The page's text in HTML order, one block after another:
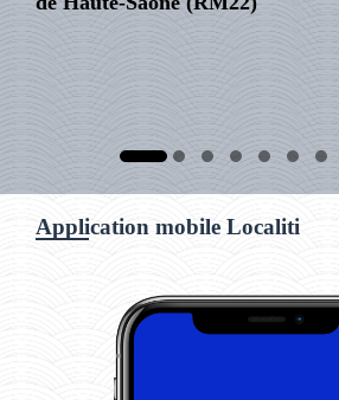
Application mobile Localiti